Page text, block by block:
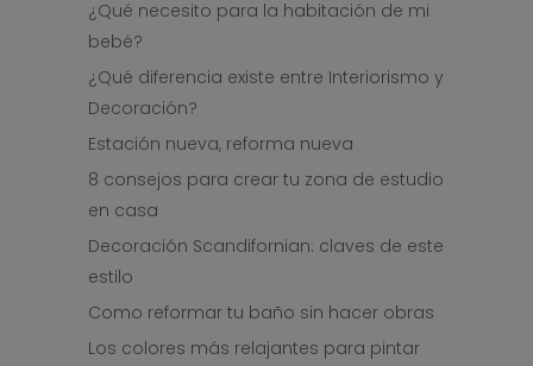
¿Qué necesito para la habitación de mi
bebé?
¿Qué diferencia existe entre Interiorismo y
Decoración?
Estación nueva, reforma nueva
8 consejos para crear tu zona de estudio
en casa
Decoración Scandifornian: claves de este
estilo
Como reformar tu baño sin hacer obras
Los colores más relajantes para pintar